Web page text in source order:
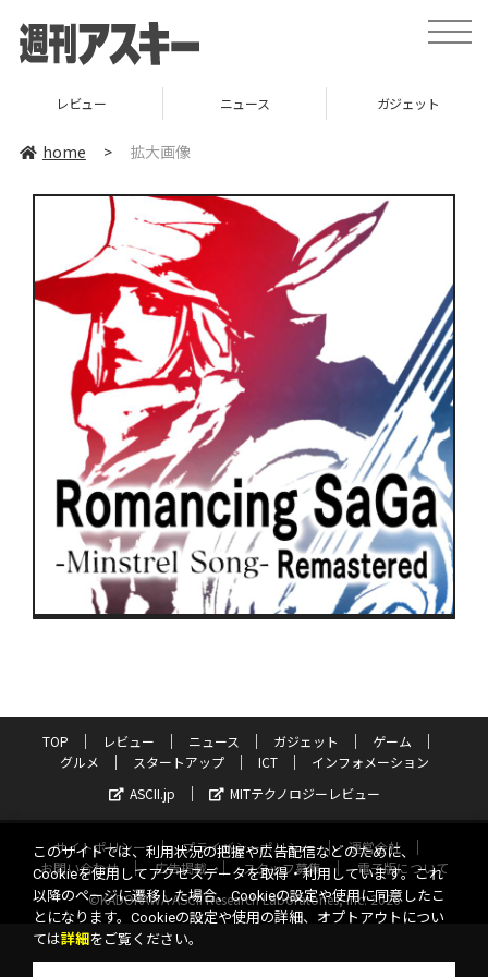
toggle
レビュー ニュース ガジェット
home > 拡大画像
TOP レビュー ニュース ガジェット
ゲーム
グルメ
スタートアップ ICT
インフォメーション
ASCII.jp
MITテクノロジーレビュー
サイトポリシー プライバシーポリシー
運営会社
お問い合わせ
広告掲載 スタッフ募集
電子版について
©KADOKAWA ASCII Research Laboratories, Inc. 2026
このサイトでは、利用状況の把握や広告配信などのために、
Cookieを使用してアクセスデータを取得・利用しています。これ
以降のページに遷移した場合、Cookieの設定や使用に同意したこ
とになります。Cookieの設定や使用の詳細、オプトアウトについ
ては詳細 をご覧ください。